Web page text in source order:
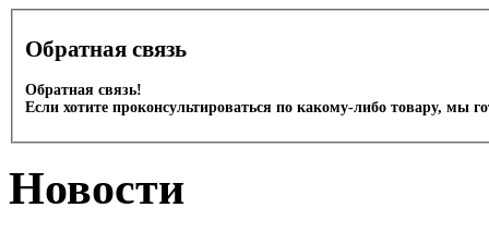
Обратная связь
Обратная связь!
Если хотите проконсультироваться по какому-либо товару, мы
Новости